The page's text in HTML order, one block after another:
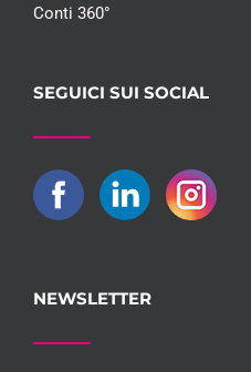
Conti 360°
SEGUICI SUI SOCIAL
NEWSLETTER